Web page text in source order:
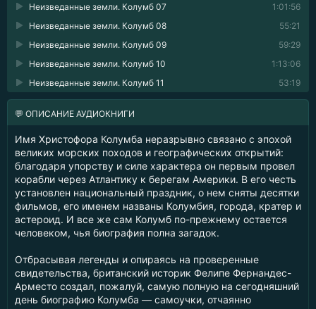
1:01:56
Неизведанные земли. Колумб 07
55:21
Неизведанные земли. Колумб 08
59:29
Неизведанные земли. Колумб 09
1:13:06
Неизведанные земли. Колумб 10
53:19
Неизведанные земли. Колумб 11
💬 ОПИСАНИЕ АУДИОКНИГИ
Имя Христофора Колумба неразрывно связано с эпохой
великих морских походов и географических открытий:
благодаря упорству и силе характера он первым провел
корабли через Атлантику к берегам Америки. В его честь
установлен национальный праздник, о нем сняты десятки
фильмов, его именем названы Колумбия, города, кратер и
астероид. И все же сам Колумб по-прежнему остается
человеком, чья биография полна загадок.
Отбрасывая легенды и опираясь на проверенные
свидетельства, британский историк Фелипе Фернандес-
Арместо создал, пожалуй, самую полную на сегодняшний
день биографию Колумба — самоучки, отчаянно